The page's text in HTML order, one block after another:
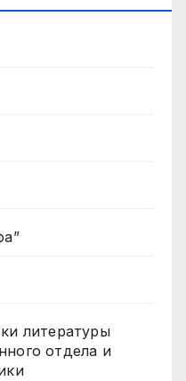
литературы
отдела и